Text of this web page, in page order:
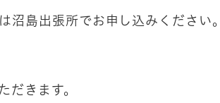
沼島出張所でお申し込みください。
だきます。